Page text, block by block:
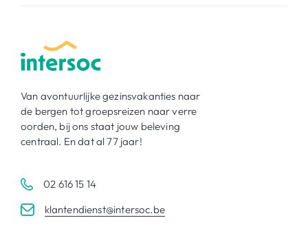
Van avontuurlijke gezinsvakanties naar
de bergen tot groepsreizen naar verre
oorden, bij ons staat jouw beleving
centraal. En dat al 77 jaar!
02 616 15 14
klantendienst@intersoc.be